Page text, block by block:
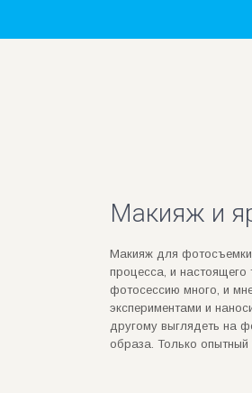
Макияж и
Макияж для фотосъемки
процесса, и настоящего
фотосессию много, и
экспериментами и
другому выглядеть на
образа. Только опытный